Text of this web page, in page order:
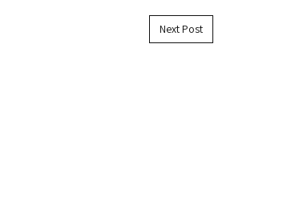
Post navigation
Next Post